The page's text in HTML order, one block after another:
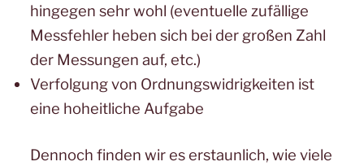
hingegen sehr wohl (eventuelle zufällige
Messfehler heben sich bei der großen Zahl
der Messungen auf, etc.)
Verfolgung von Ordnungswidrigkeiten ist
eine hoheitliche Aufgabe
Dennoch finden wir es erstaunlich, wie viele